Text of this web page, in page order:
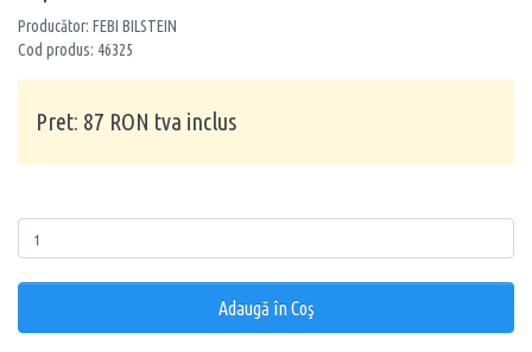
Producător: FEBI BILSTEIN
Cod produs: 46325
Pret: 87 RON tva inclus
Adaugă în Coş